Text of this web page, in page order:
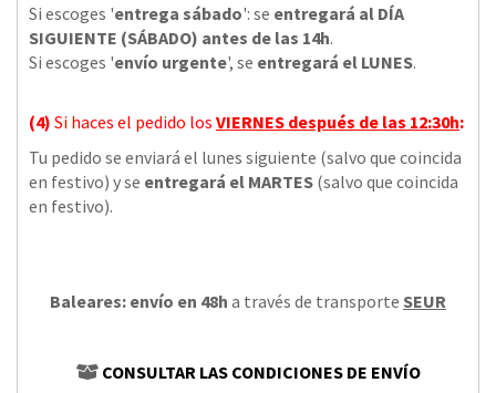
Si escoges 'entrega sábado': se entregará al DÍA
SIGUIENTE (SÁBADO) antes de las 14h.
Si escoges 'envío urgente', se entregará el LUNES.
(4) Si haces el pedido los VIERNES después de las 12:30h:
Tu pedido se enviará el lunes siguiente (salvo que coincida
en festivo) y se entregará el MARTES (salvo que coincida
en festivo).
Baleares: envío en 48h a través de transporte SEUR
CONSULTAR LAS CONDICIONES DE ENVÍO